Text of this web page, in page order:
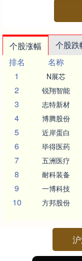
个股涨幅 个股跌
排名
名称
1
N展芯
2 锐翔智能
3 志特新材
4 博腾股份
5 近岸蛋白
6 毕得医药
7 五洲医疗
8 耐科装备
9 一博科技
10 方邦股份